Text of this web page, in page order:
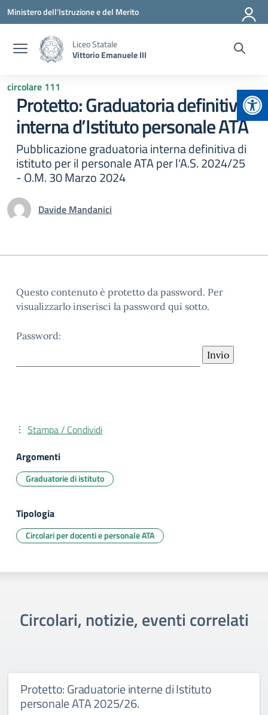
Vai ai contenuti
Vai al menu di navigazione
Vai al footer
Ministero dell'Istruzione e del Merito
Liceo Statale
Vittorio Emanuele III
circolare 111
Protetto: Graduatoria definitiva
interna d’Istituto personale ATA
Pubblicazione graduatoria interna definitiva di
istituto per il personale ATA per l'A.S. 2024/25
- O.M. 30 Marzo 2024
Davide Mandanici
Questo contenuto è protetto da password. Per
visualizzarlo inserisci la password qui sotto.
Password:
Stampa / Condividi
Argomenti
Graduatorie di istituto
Tipologia
Circolari per docenti e personale ATA
Circolari, notizie, eventi correlati
Protetto: Graduatorie interne di Istituto
personale ATA 2025/26.